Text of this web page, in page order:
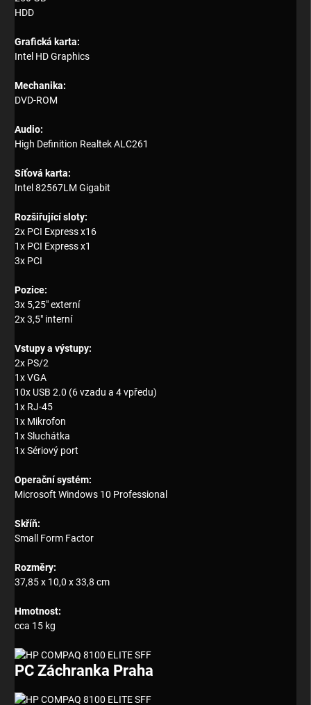
HDD
Grafická karta:
Intel HD Graphics
Mechanika:
DVD-ROM
Audio:
High Definition Realtek ALC261
Síťová karta:
Intel 82567LM Gigabit
Rozšiřující sloty:
2x PCI Express x16
1x PCI Express x1
3x PCI
Pozice:
3x 5,25" externí
2x 3,5" interní
Vstupy a výstupy:
2x PS/2
1x VGA
10x USB 2.0 (6 vzadu a 4 vpředu)
1x RJ-45
1x Mikrofon
1x Sluchátka
1x Sériový port
Operační systém:
Microsoft Windows 10 Professional
Skříň:
Small Form Factor
Rozměry:
37,85 x 10,0 x 33,8 cm
Hmotnost:
cca 15 kg
PC Záchranka Praha